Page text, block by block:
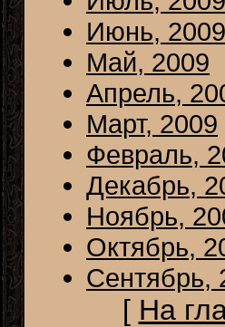
Июнь, 2009
Май, 2009
Апрель,
Март, 2009
Февраль,
Декабрь,
Ноябрь,
Октябрь,
Сентябрь,
[ На